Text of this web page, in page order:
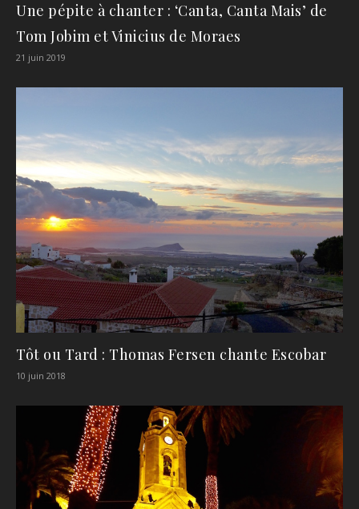
Une pépite à chanter : ‘Canta, Canta Mais’ de
Tom Jobim et Vinicius de Moraes
21 juin 2019
Tôt ou Tard : Thomas Fersen chante Escobar
10 juin 2018